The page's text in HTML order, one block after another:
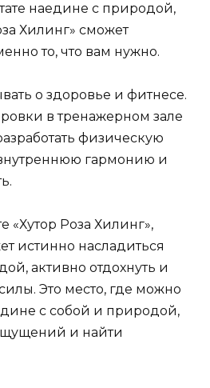
наедине с природой,
Хилинг» сможет
то, что вам нужно.
о здоровье и фитнесе.
в тренажерном зале
физическую
гармонию и
«Хутор Роза Хилинг»,
истинно насладиться
активно отдохнуть и
Это место, где можно
с собой и природой,
и найти